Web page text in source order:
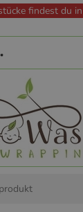
findest du